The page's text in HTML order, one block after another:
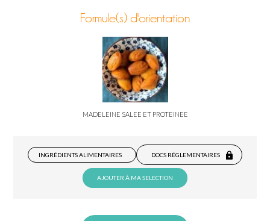
Formule(s) d'orientation
MADELEINE SALEE ET PROTEINEE
INGRÉDIENTS ALIMENTAIRES DOCS RÉGLEMENTAIRES
AJOUTER À MA SELECTION